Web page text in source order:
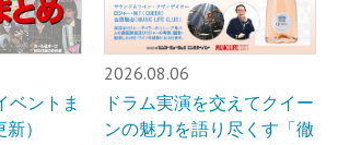
ベントま
）
2026.08.06
ドラム実演を交えてクイー
ンの魅力を語り尽くす「徹